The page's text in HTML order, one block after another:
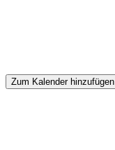
Zum Kalender hinzufügen